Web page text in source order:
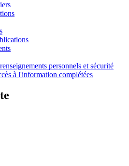
personnels et sécurité
à l'information complétées